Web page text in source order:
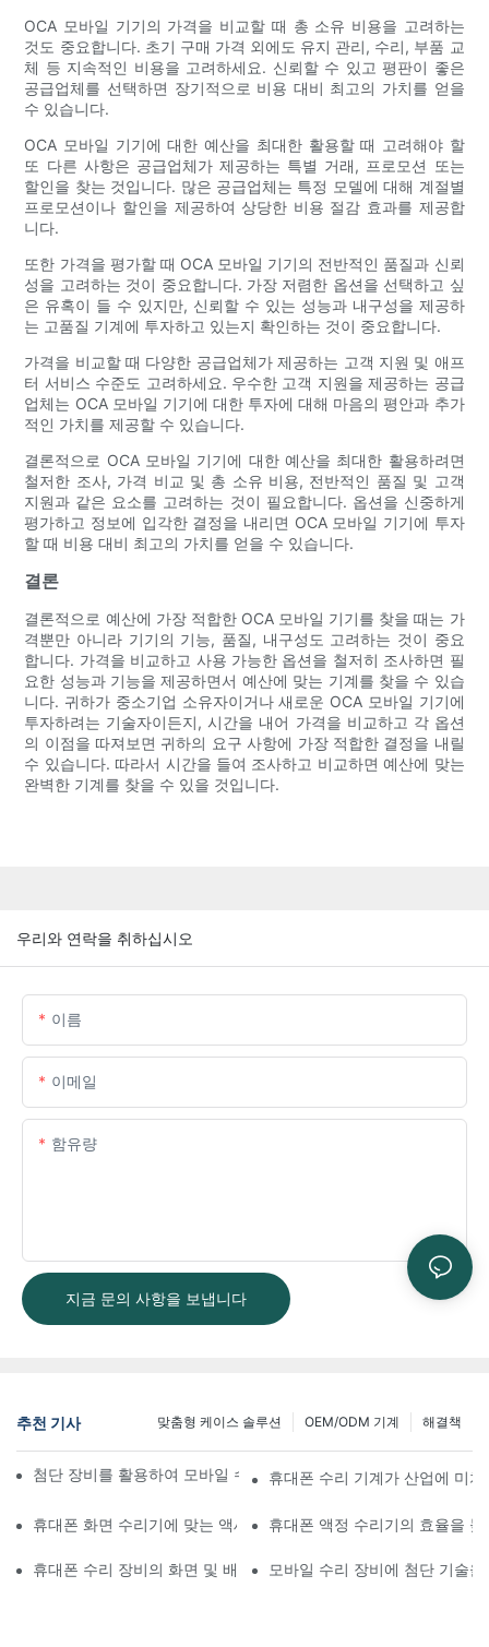
OCA 모바일 기기의 가격을 비교할 때 총 소유 비용을 고려하는
것도 중요합니다. 초기 구매 가격 외에도 유지 관리, 수리, 부품 교
체 등 지속적인 비용을 고려하세요. 신뢰할 수 있고 평판이 좋은
공급업체를 선택하면 장기적으로 비용 대비 최고의 가치를 얻을
수 있습니다.
OCA 모바일 기기에 대한 예산을 최대한 활용할 때 고려해야 할
또 다른 사항은 공급업체가 제공하는 특별 거래, 프로모션 또는
할인을 찾는 것입니다. 많은 공급업체는 특정 모델에 대해 계절별
프로모션이나 할인을 제공하여 상당한 비용 절감 효과를 제공합
니다.
또한 가격을 평가할 때 OCA 모바일 기기의 전반적인 품질과 신뢰
성을 고려하는 것이 중요합니다. 가장 저렴한 옵션을 선택하고 싶
은 유혹이 들 수 있지만, 신뢰할 수 있는 성능과 내구성을 제공하
는 고품질 기계에 투자하고 있는지 확인하는 것이 중요합니다.
가격을 비교할 때 다양한 공급업체가 제공하는 고객 지원 및 애프
터 서비스 수준도 고려하세요. 우수한 고객 지원을 제공하는 공급
업체는 OCA 모바일 기기에 대한 투자에 대해 마음의 평안과 추가
적인 가치를 제공할 수 있습니다.
결론적으로 OCA 모바일 기기에 대한 예산을 최대한 활용하려면
철저한 조사, 가격 비교 및 ​​총 소유 비용, 전반적인 품질 및 고객
지원과 같은 요소를 고려하는 것이 필요합니다. 옵션을 신중하게
평가하고 정보에 입각한 결정을 내리면 OCA 모바일 기기에 투자
할 때 비용 대비 최고의 가치를 얻을 수 있습니다.
결론
결론적으로 예산에 가장 적합한 OCA 모바일 기기를 찾을 때는 가
격뿐만 아니라 기기의 기능, 품질, 내구성도 고려하는 것이 중요
합니다. 가격을 비교하고 사용 가능한 옵션을 철저히 조사하면 필
요한 성능과 기능을 제공하면서 예산에 맞는 기계를 찾을 수 있습
니다. 귀하가 중소기업 소유자이거나 새로운 OCA 모바일 기기에
투자하려는 기술자이든지, 시간을 내어 가격을 비교하고 각 옵션
의 이점을 따져보면 귀하의 요구 사항에 가장 적합한 결정을 내릴
수 있습니다. 따라서 시간을 들여 조사하고 비교하면 예산에 맞는
완벽한 기계를 찾을 수 있을 것입니다.
우리와 연락을 취하십시오
이름
이메일
함유량
지금 문의 사항을 보냅니다
추천 기사 해결책
OEM/ODM 기계
맞춤형 케이스 솔루션
첨단 장비를 활용하여 모바일 수리 워크플로우를 개선하는 방법
휴대폰 수리 기계가 산업에 미
휴대폰 화면 수리기에 맞는 액세서리 선택하기휴대폰 액정 수리기의 효율을 높
휴대폰 수리 장비의 화면 및 배터리 교체 적용 분야
모바일 수리 장비에 첨단 기술